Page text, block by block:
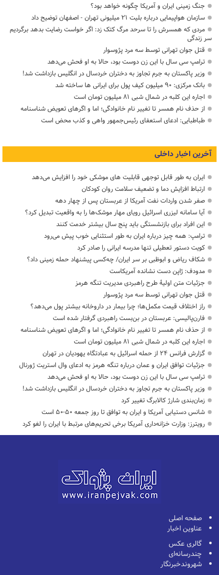
جنگ زمینی ایران و آمریکا چگونه خواهد بود؟
سازمان هواپیمایی درباره بلیت ۲۱ میلیونی تهران - اصفهان توضیح داد
مردی که همسرش را تا سرحد مرگ کتک زد: اگر خواست رضایت بدهد برگردیم
سر زندگی
قتل جوان تهرانی توسط سه مرد پژوسوار
ترامپ سی سال با این زن دوست بود، حالا به او فحش می‌دهد
وزیر پاکستان به جرم تجاوز به دختران خردسال در انگلیس بازداشت شد!
بانک مرکزی: ۹۰ میلیون کیف پول برای ایرانی ها ساخته شد
اجاره این کلبه در شمال شبی ۸۱ میلیون تومان است
از حذف نام همسر تا تغییر نام خانوادگی؛ اما و اگرهای تعویض شناسنامه
طباطبایی: ادعای استعفای رئیس‌جمهور واهی و کذب محض است
آخرین اخبار داخلی
ایران به طور قابل توجهی قابلیت های موشکی خود را افزایش می‌دهد
ارتباط افزایش دما و تضعیف سلامت روان کودکان
صفر شدن واردات نفت آمریکا از عربستان پس از چهار دهه
آیا سامانه لیزری اسرائیل رویای مهار موشک‌ها را به واقعیت تبدیل کرد؟
این افراد برای بازنشستگی باید پنج سال بیشتر خدمت کنند
ترامپ: همه چیز درباره ایران به طور استثنایی خوب پیش می‌رود
کویت دستور تعطیلی تنها مدرسه ایرانی را صادر کرد
شکاف ریاض و ابوظبی بر سر ایران/ چه‌کسی پیشنهاد حمله زمینی داد؟
مدودف: ژاپن دست نشانده آمریکاست
جزئیات متن اولیۀ طرح راهبردی مدیریت تنگه هرمز
قتل جوان تهرانی توسط سه مرد پژوسوار
راز اختلاف قیمت مکمل‌ها؛ چرا بیمار در داروخانه بیشتر پول می‌دهد؟
فارن‌پالیسی: عربستان در بن‌بست راهبردی گرفتار شده است
از حذف نام همسر تا تغییر نام خانوادگی؛ اما و اگرهای تعویض شناسنامه
اجاره این کلبه در شمال شبی ۸۱ میلیون تومان است
گزارش فرانس ۲۴ از حمله اسرائیل به عبادتگاه یهودیان در تهران
جزئیات توافق ایران و عمان درباره تنگه هرمز به ادعای وال استریت ژورنال
ترامپ سی سال با این زن دوست بود، حالا به او فحش می‌دهد
وزیر پاکستان به جرم تجاوز به دختران خردسال در انگلیس بازداشت شد!
زمان‌بندی شارژ کالابرگ تغییر کرد
شانس دستیابی آمریکا و ایران به توافق تا روز جمعه ۵۰-۵۰ است
رویترز: وزارت خزانه‌داری آمریکا برخی تحریم‌های مرتبط با ایران را لغو کرد
صفحه اصلی
عناوین اخبار
گالری عکس
چندرسانه‌ای
شهروندخبرنگار